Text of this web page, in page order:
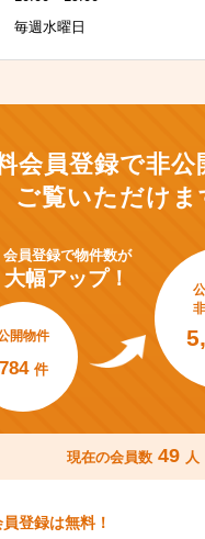
毎週水曜日
会員登録で非公
ご覧いただけま
会員登録で物件数が
大幅アップ！
開物件
784 件
現在の会員数 49 人
登録は無料！